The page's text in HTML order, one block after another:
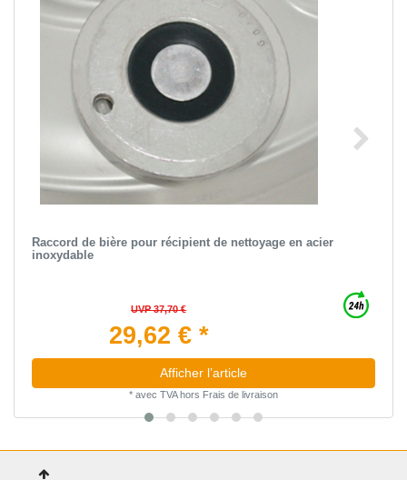
Raccord de bière pour récipient de nettoyage en acier
inoxydable
UVP 37,70 €
29,62 € *
Afficher l’article
* avec TVAhors Frais de livraison